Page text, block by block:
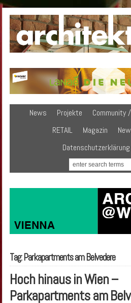
News Projekte Community
RETAIL
Magazin
Datenschutzerklärung
Tag: Parkapartments am Belvedere
Hoch hinaus in Wien –
Parkapartments am